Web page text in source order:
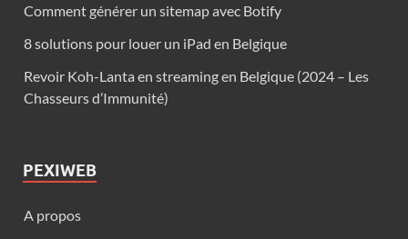
Comment générer un sitemap avec Botify
8 solutions pour louer un iPad en Belgique
Revoir Koh-Lanta en streaming en Belgique (2024 – Les
Chasseurs d’Immunité)
PEXIWEB
A propos